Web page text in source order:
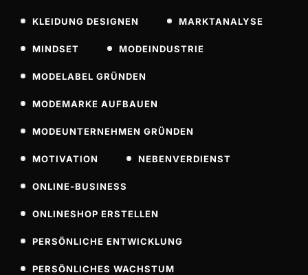
KLEIDUNG DESIGNEN MARKTANALYSE
MINDSET MODEINDUSTRIE
MODELABEL GRÜNDEN
MODEMARKE AUFBAUEN
MODEUNTERNEHMEN GRÜNDEN
MOTIVATION NEBENVERDIENST
ONLINE-BUSINESS
ONLINESHOP ERSTELLEN
PERSÖNLICHE ENTWICKLUNG
PERSÖNLICHES WACHSTUM